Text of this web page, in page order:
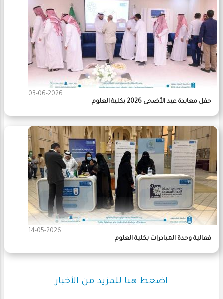
03-06-2026
حفل معايدة عيد الأضحى 2026 بكلية العلوم
14-05-2026
فعالية وحدة المبادرات بكلية العلوم
اضغط هنا للمزيد من الأخبار